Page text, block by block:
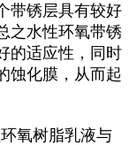
带锈层具有较好
之水性环氧带锈
的适应性，同时
蚀化膜，从而起
氧树脂乳液与